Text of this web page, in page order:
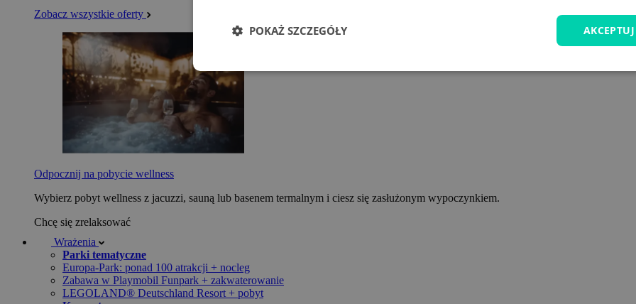
Zobacz wszystkie oferty
Odpocznij na pobycie wellness
Wybierz pobyt wellness z jacuzzi, sauną lub basenem termalnym i ciesz się zasłużonym wypoczynkiem.
Chcę się zrelaksować
Wrażenia
Parki tematyczne
Europa-Park: ponad 100 atrakcji + nocleg
Zabawa w Playmobil Funpark + zakwaterowanie
LEGOLAND® Deutschland Resort + pobyt
POKAŻ SZCZEGÓŁY